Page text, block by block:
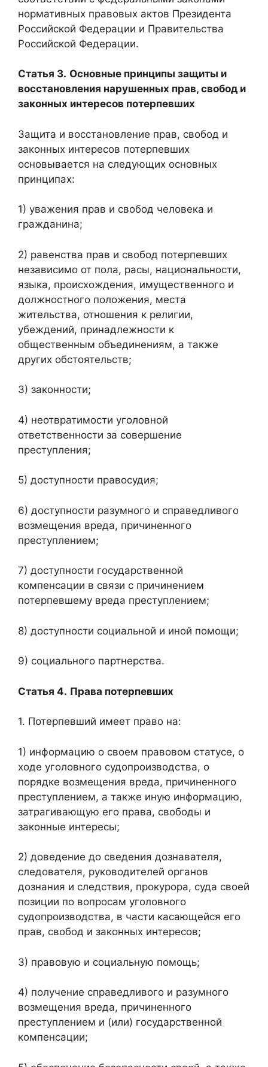
нормативных правовых актов Президента
Российской Федерации и Правительства
Российской Федерации.
Статья 3. Основные принципы защиты и
восстановления нарушенных прав, свобод и
законных интересов потерпевших
Защита и восстановление прав, свобод и
законных интересов потерпевших
основывается на следующих основных
принципах:
1) уважения прав и свобод человека и
гражданина;
2) равенства прав и свобод потерпевших
независимо от пола, расы, национальности,
языка, происхождения, имущественного и
должностного положения, места
жительства, отношения к религии,
убеждений, принадлежности к
общественным объединениям, а также
других обстоятельств;
3) законности;
4) неотвратимости уголовной
ответственности за совершение
преступления;
5) доступности правосудия;
6) доступности разумного и справедливого
возмещения вреда, причиненного
преступлением;
7) доступности государственной
компенсации в связи с причинением
потерпевшему вреда преступлением;
8) доступности социальной и иной помощи;
9) социального партнерства.
Статья 4. Права потерпевших
1. Потерпевший имеет право на:
1) информацию о своем правовом статусе, о
ходе уголовного судопроизводства, о
порядке возмещения вреда, причиненного
преступлением, а также иную информацию,
затрагивающую его права, свободы и
законные интересы;
2) доведение до сведения дознавателя,
следователя, руководителей органов
дознания и следствия, прокурора, суда своей
позиции по вопросам уголовного
судопроизводства, в части касающейся его
прав, свобод и законных интересов;
3) правовую и социальную помощь;
4) получение справедливого и разумного
возмещения вреда, причиненного
преступлением и (или) государственной
компенсации;